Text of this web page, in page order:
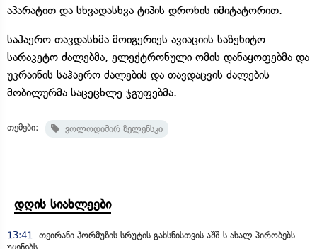
აპარატით და სხვადასხვა ტიპის დრონის იმიტატორით.
საჰაერო თავდასხმა მოიგერიეს ავიაციის საზენიტო-
სარაკეტო ძალებმა, ელექტრონული ომის დანაყოფებმა და
უკრაინის საჰაერო ძალების და თავდაცვის ძალების
მობილურმა საცეცხლე ჯგუფებმა.
თემები: ვოლოდიმირ ზელენსკი
დღის სიახლეები
13:41
თეირანი ჰორმუზის სრუტის გახსნისთვის აშშ-ს ახალ პირობებს